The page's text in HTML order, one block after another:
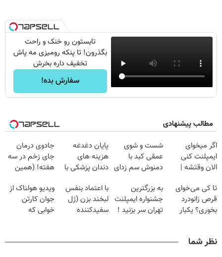
تابستون رو خنک و راحت
بگذرون! تا پنکه رومیزی مه پاش
تخفیف داره بخرش
سفارش بده!
مطالب پیشنهادی
اگر میخوای
ایمپلنت کنی
الان وقتشه |
میلیون تومان!!!
شست و شوی
عمقی کبد با
دمنوش سم زدای
پایان دغدغه
هزینه های
دندان پزشکی با
خانگی
جادوی درمان
جای زخم در سه
هفته! (همین
صحبت کنید)
تا کی می‌خوای
قرص زانودرد
بخوری؟ یکبار
به بزرگترین
جشنواره ایمپلنت
تهران سر بزنید !
با اعتماد بنفس
لبخند بزن (ژل
سفیدکننده
ویدیو هولناک از
جوان کارتن
خوابی که
نظر شما